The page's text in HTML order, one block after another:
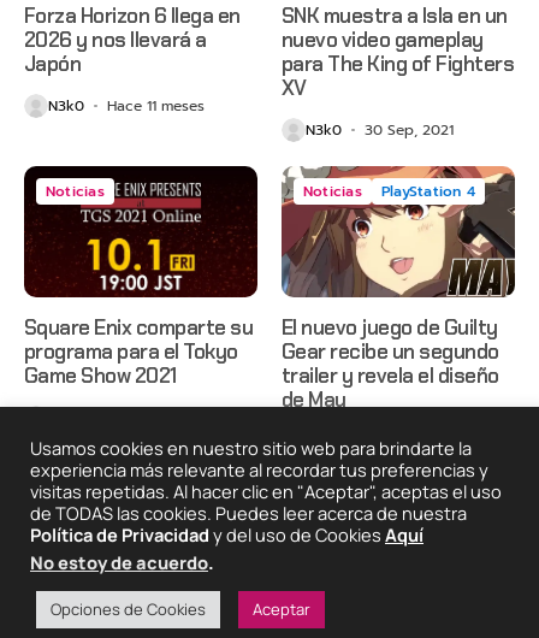
Forza Horizon 6 llega en
2026 y nos llevará a
Japón
N3k0 Hace 11 meses
SNK muestra a Isla en un
nuevo video gameplay
para The King of Fighters
XV
N3k0 30 Sep, 2021
Noticias
Square Enix comparte su
programa para el Tokyo
Game Show 2021
Noticias PlayStation 4
El nuevo juego de Guilty
Gear recibe un segundo
trailer y revela el diseño
de May
N3k0 13 Sep, 2019
2025 © Degeneraciónx.com | Anime, Games & Nothing
Quiénes
Somos
Condiciones De
Uso Privacidad
Usamos cookies en nuestro sitio web para brindarte la
experiencia más relevante al recordar tus preferencias y
visitas repetidas. Al hacer clic en "Aceptar", aceptas el uso
de TODAS las cookies. Puedes leer acerca de nuestra
Política de Privacidad y del uso de Cookies Aquí
No estoy de acuerdo.
Opciones de Cookies Aceptar